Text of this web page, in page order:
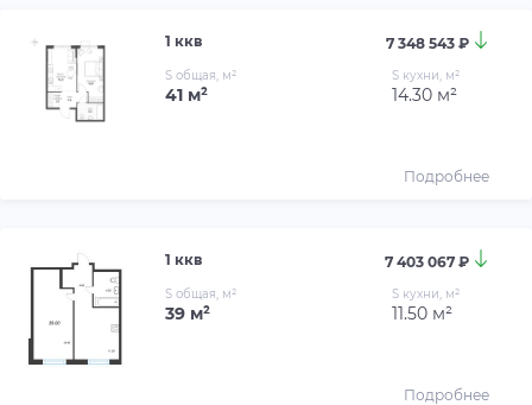
1 ккв 7 348 543 ₽
S общая, м²
41 м²
S кухни, м²
14.30 м²
Подробнее
1 ккв 7 403 067 ₽
S общая, м²
39 м²
S кухни, м²
11.50 м²
Подробнее